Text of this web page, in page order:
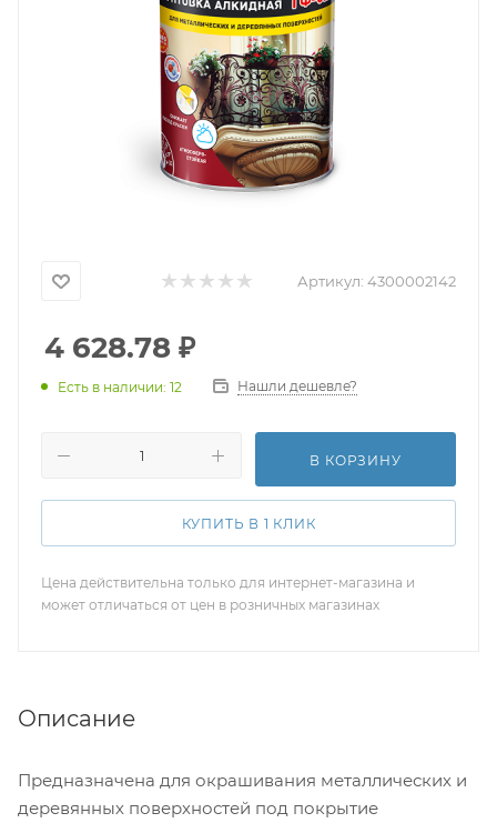
Артикул: 4300002142
4 628.78 ₽
Есть в наличии: 12 Нашли дешевле?
В КОРЗИНУ
КУПИТЬ В 1 КЛИК
Цена действительна только для интернет-магазина и
может отличаться от цен в розничных магазинах
Описание
Предназначена для окрашивания металлических и
деревянных поверхностей под покрытие